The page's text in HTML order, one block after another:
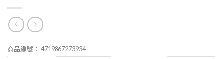
商品編號： 4719867273934